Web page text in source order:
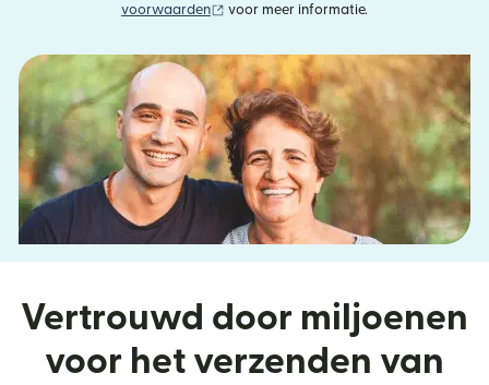
voorwaarden
(wordt geopend in een nieuw venster)
voor meer informatie.
Vertrouwd door miljoenen
voor het verzenden van